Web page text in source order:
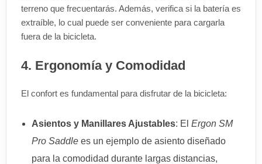
terreno que frecuentarás. Además, verifica si la batería es
extraíble, lo cual puede ser conveniente para cargarla
fuera de la bicicleta.
4. Ergonomía y Comodidad
El confort es fundamental para disfrutar de la bicicleta:
Asientos y Manillares Ajustables: El Ergon SM
Pro Saddlees un ejemplo de asiento diseñado
para la comodidad durante largas distancias,